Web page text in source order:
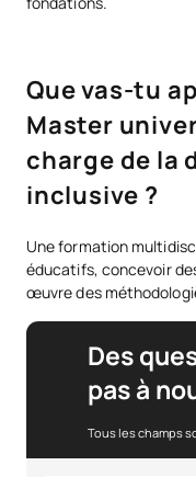
Que vas-tu
Master
charge de la
inclusive ?
Une formation
éducatifs, concevoir
œuvre des
Des
pas à
Tous les champs